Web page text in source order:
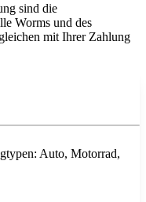
sind die
Worms und des
mit Ihrer Zahlung
Auto, Motorrad,